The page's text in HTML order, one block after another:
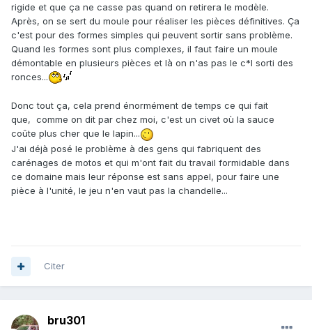
rigide et que ça ne casse pas quand on retirera le modèle.
Après, on se sert du moule pour réaliser les pièces définitives. Ça
c'est pour des formes simples qui peuvent sortir sans problème.
Quand les formes sont plus complexes, il faut faire un moule
démontable en plusieurs pièces et là on n'as pas le c*l sorti des
ronces...
Donc tout ça, cela prend énormément de temps ce qui fait
que, comme on dit par chez moi, c'est un civet où la sauce
coûte plus cher que le lapin...
J'ai déjà posé le problème à des gens qui fabriquent des
carénages de motos et qui m'ont fait du travail formidable dans
ce domaine mais leur réponse est sans appel, pour faire une
pièce à l'unité, le jeu n'en vaut pas la chandelle...
Citer
bru301